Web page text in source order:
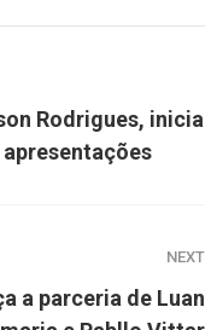
Rodrigues, inicia
NEXT
a parceria de Luan